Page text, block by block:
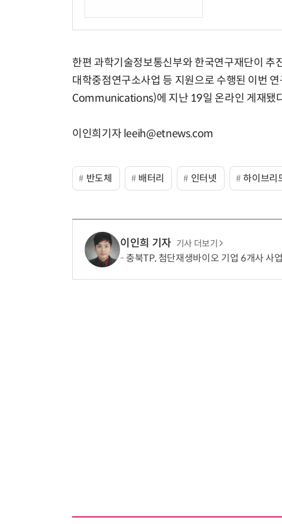
한편 과학기술정보통신부와 한국연구재단이 추
대학중점연구소사업 등 지원으로 수행된 이번
Communications)에 지난 19일 온라인 게재됐
이인희기자 leeih@etnews.com
반도체 배터리 인터넷 하이브리
이인희 기자 기사 더보기
충북TP, 첨단재생바이오 기업 6개사 사